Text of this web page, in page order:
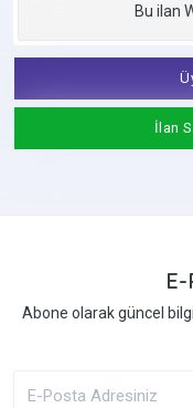
Bu ilan
İlan
Abone olarak güncel